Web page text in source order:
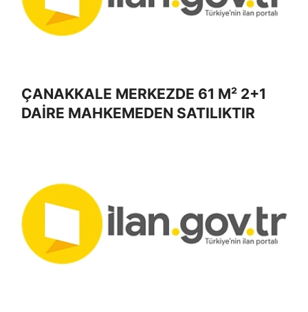
ÇANAKKALE MERKEZDE 61 M² 2+1
DAİRE MAHKEMEDEN SATILIKTIR